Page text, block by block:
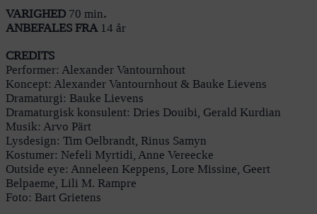
VARIGHED 70 min.
ANBEFALES FRA14 år
CREDITS
Performer: Alexander Vantournhout
Koncept: Alexander Vantournhout & Bauke Lievens
Dramaturgi: Bauke Lievens
Dramaturgisk konsulent: Dries Douibi, Gerald Kurdian
Musik: Arvo Pärt
Lysdesign: Tim Oelbrandt, Rinus Samyn
Kostumer: Nefeli Myrtidi, Anne Vereecke
Outside eye: Anneleen Keppens, Lore Missine, Geert
Belpaeme, Lili M. Rampre
Foto: Bart Grietens